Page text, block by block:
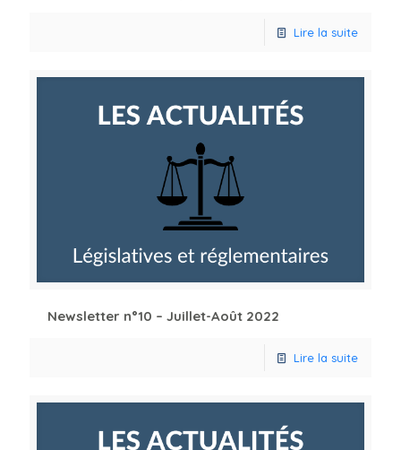
Lire la suite
Newsletter n°10 – Juillet-Août 2022
Lire la suite